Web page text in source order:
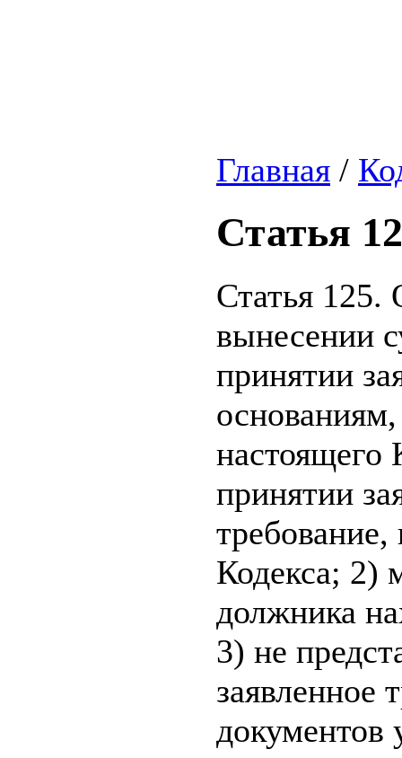
Главная /
Статья
Статья 125.
вынесении
принятии
настоящего
принятии
требование,
Кодекса; 2)
должника
3) не
заявленное
документов